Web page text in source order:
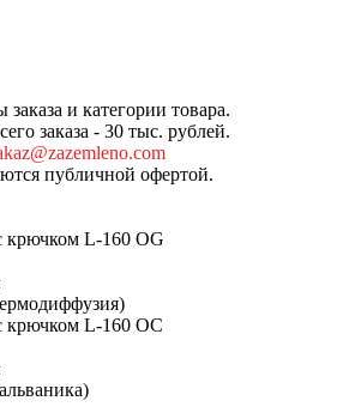
и категории товара.
заказа - 30 тыс. рублей.
публичной офертой.
крючком L-160 OG
крючком L-160 OC